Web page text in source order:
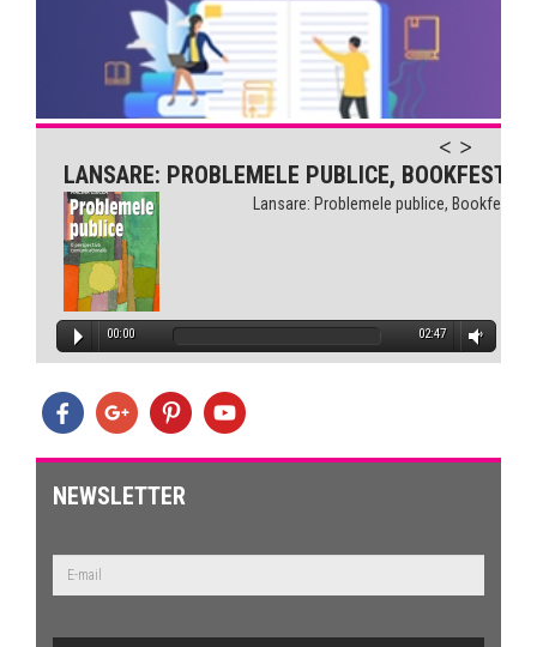
Comunicarea pentru sănătate...
LANSARE: PROBLEMELE PUBLICE, BOOKFEST
Lansare: Problemele publice, Bookfest
00:00 02:47
NEWSLETTER